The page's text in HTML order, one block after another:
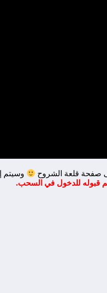
صفحة قلعة الشروح وسيتم
قبوله للدخول في السحب.